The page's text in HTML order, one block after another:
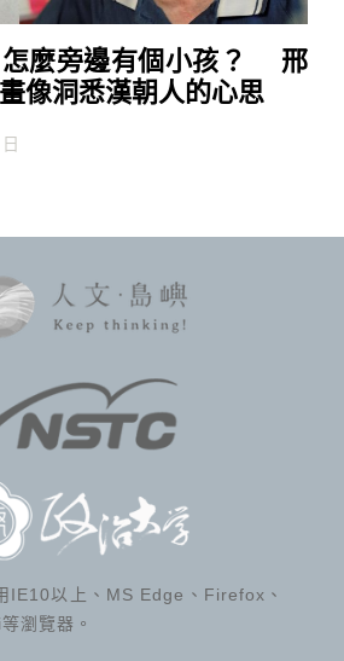
怎麼旁邊有個小孩？ 邢
像洞悉漢朝人的心思
IE10以上、MS Edge、Firefox、
瀏覽器。